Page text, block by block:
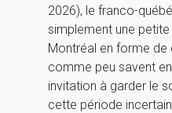
2026), le franco-
simplement une
Montréal en forme
comme peu savent
invitation à garder le
cette période